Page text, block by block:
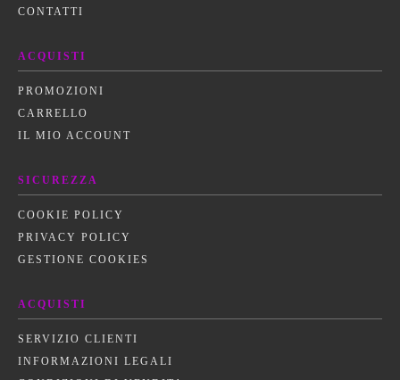
CONTATTI
ACQUISTI
PROMOZIONI
CARRELLO
IL MIO ACCOUNT
SICUREZZA
COOKIE POLICY
PRIVACY POLICY
GESTIONE COOKIES
ACQUISTI
SERVIZIO CLIENTI
INFORMAZIONI LEGALI